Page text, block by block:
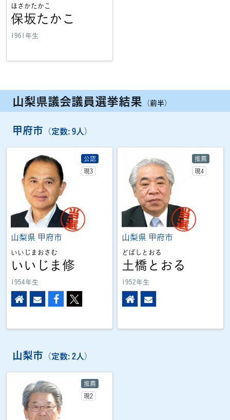
ほさかたかこ
保坂たかこ
1961年生
山梨県議会議員選挙結果 （前半）
甲府市 （定数: 9人）
公認
現3
山梨県 甲府市
いいじまおさむ
いいじま修
1954年生
ホームページ
メールFacebook
推薦
現4
山梨県 甲府市
どばしとおる
土橋とおる
1952年生
ホームページ
山梨市 （定数: 2人）
推薦
現2